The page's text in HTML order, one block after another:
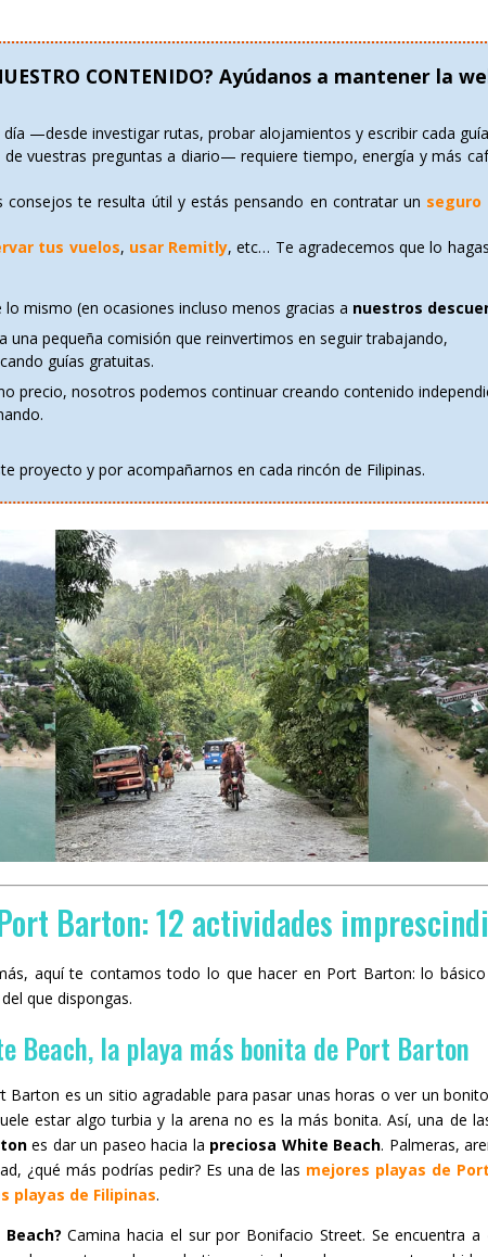
CONTENIDO? Ayúdanos a mantener la
—desde investigar rutas, probar alojamientos y escribir cada guía
vuestras preguntas a diario— requiere tiempo, energía y más
consejos te resulta útil y estás pensando en contratar un seguro
tus vuelos, usar Remitly, etc… Te agradecemos que lo hagas
lo mismo (en ocasiones incluso menos gracias a nuestros
una pequeña comisión que reinvertimos en seguir trabajando,
guías gratuitas.
precio, nosotros podemos continuar creando contenido
proyecto y por acompañarnos en cada rincón de Filipinas.
Barton: 12 actividades
aquí te contamos todo lo que hacer en Port Barton: lo
que dispongas.
Beach, la playa más bonita de Port Barton
Barton es un sitio agradable para pasar unas horas o ver un
estar algo turbia y la arena no es la más bonita. Así, una de
es dar un paseo hacia la preciosa White Beach. Palmeras,
¿qué más podrías pedir? Es una de las mejores playas de
playas de Filipinas.
Camina hacia el sur por Bonifacio Street. Se encuentra